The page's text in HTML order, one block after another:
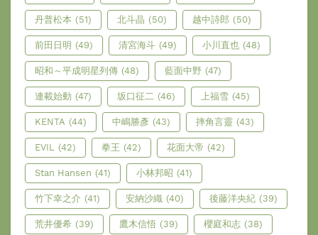
丹普松本 (51) 北斗晶 (50) 越中詩郎 (50)
前田日明 (49) 清宮海斗 (49) 小川直也 (48)
昭和～平成明星列傳 (48) 藍面中野 (47)
連載始動 (47) 坂口征二 (46) 上福雪 (45)
KENTA (44) 中嶋勝彥 (43) 摔角言靈 (43)
EVIL (42) 拳王 (42) 花面大帝 (42)
Stan Hansen (41) 小林邦昭 (41)
竹下幸之介 (41) 安納沙織 (40) 後藤洋央紀 (39)
荒井優希 (39) 鷹木信悟 (39) 櫻庭和志 (38)